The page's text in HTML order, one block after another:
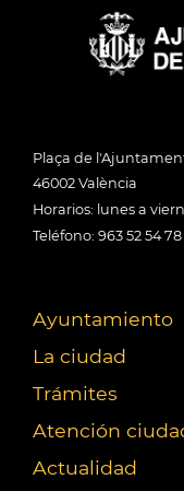
Plaça de l'Ajuntament
46002 València
Horarios: lunes a
Teléfono: 963 52 54 78
Ayuntamiento
La ciudad
Trámites
Atención
Actualidad